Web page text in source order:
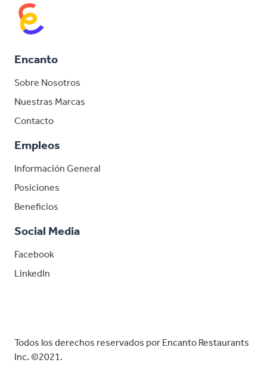
Encanto
Sobre Nosotros
Nuestras Marcas
Contacto
Empleos
Información General
Posiciones
Beneficios
Social Media
Facebook
LinkedIn
Todos los derechos reservados por Encanto Restaurants
Inc. ©2021.